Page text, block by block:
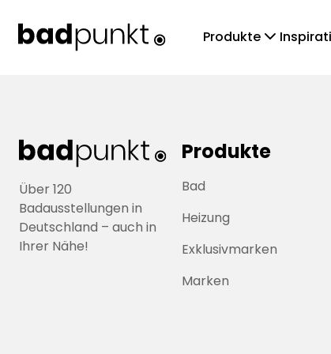
Produkte chevronDown
Über 120
Badausstellungen in
Deutschland – auch in
Ihrer Nähe!
Produkte
Bad
Heizung
Exklusivmarken
Marken